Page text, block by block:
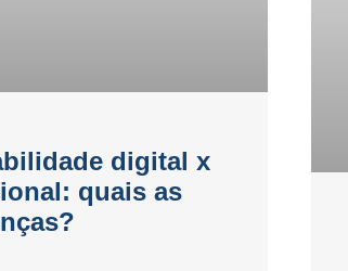
digital x
quais as